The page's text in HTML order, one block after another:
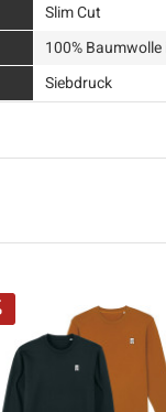
Slim Cut
100%
Siebdruck